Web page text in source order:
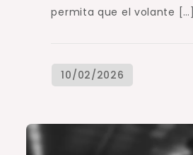
permita que el volante […]